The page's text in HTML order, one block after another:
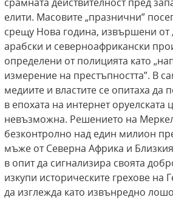
срамната действителност пред
елити. Масовите „празнични”
срещу Нова година, извършени
арабски и северноафрикански
определени от полицията като
измерение на престъпността”. В
медиите и властите се опитаха да
в епохата на интернет оруелската
невъзможна. Решението на
безконтролно над един милион
мъже от Северна Африка и Близкия
в опит да сигнализира своята
изкупи историческите грехове на
да изглежда като извънредно